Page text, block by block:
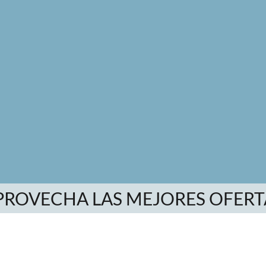
LAS MEJORES